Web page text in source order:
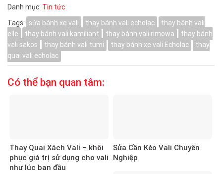
Danh mục: Tin tức
Tags: sửa bánh xe vali thay bánh vali echolac
thay bánh vali
elle
thay bánh vali kamiliant thay bánh vali rimowa
thay bánh
vali sakos
thay bánh vali tumi thay bánh xe vali Echolac
thay
quai vali echolac
Có thể bạn quan tâm:
Thay Quai Xách Vali – khôi
phục giá trị sử dụng cho vali
như lúc ban đầu
Sửa Cần Kéo Vali Chuyên
Nghiệp